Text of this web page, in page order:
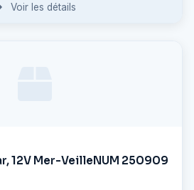
Voir les détails
12V Mer-VeilleNUM 250909